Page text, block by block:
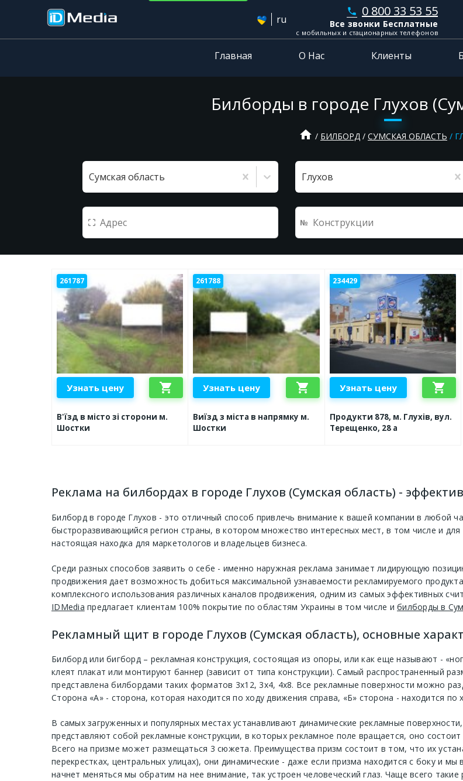
ru
phone 0 800 33 53 55
Все звонки Бесплатные
с мобильных и стационарных телефонов
Главная О Нас Клиенты
Билборды в городе Глухов
home БИЛБОРД СУМСКАЯ ОБЛАСТЬ
Сумская область Глухов
261787
Узнать цену shopping_cart
В'їзд в місто зі сторони м.
Шостки
261788
Узнать цену shopping_cart
Виїзд з міста в напрямку м.
Шостки
234429
Узнать цену shopping_cart
Продукти 878, м. Глухів, вул.
Терещенко, 28 а
Реклама на билбордах в городе Глухов (Сумская область) -
Билборд в городе Глухов - это отличный способ привлечь внимание к вашей компании в любой
быстроразвивающийся регион страны, в котором множество интересных мест, в том числе и
настоящая находка для маркетологов и владельцев бизнеса.
Среди разных способов заявить о себе - именно наружная реклама занимает лидирующую
продвижения дает возможность добиться максимальной узнаваемости рекламируемого
комплексного использования различных каналов продвижения, одним из самых эффективных
IDMedia предлагает клиентам 100% покрытие по областям Украины в том числе и билборды в
Рекламный щит в городе Глухов (Сумская область), основные
Билборд или бигборд – рекламная конструкция, состоящая из опоры, или как еще называют -
клеят плакат или монтируют баннер (зависит от типа конструкции). Самый распространенный
представлена билбордами таких форматов 3х12, 3х4, 4х8. Все рекламные поверхности можно
Сторона «А» - сторона, которая находится по ходу движения справа, «Б» сторона - находится по
В самых загруженных и популярных местах устанавливают динамические рекламные
представляют собой рекламные конструкции, в которых рекламное поле вращается, оно
Всего на призме может размещаться 3 сюжета. Преимущества призм состоит в том, что их
перекрестках, центральных улицах), они динамические - даже если призма находится с боку и
начнет меняться мы обратим на нее внимание, так устроен человеческий глаз. Чаще всего